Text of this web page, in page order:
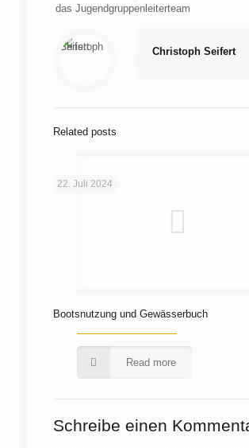
das Jugendgruppenleiterteam
Christoph Seifert
Related posts
22. Juli 2024
Bootsnutzung und Gewässerbuch
Read more
Schreibe einen